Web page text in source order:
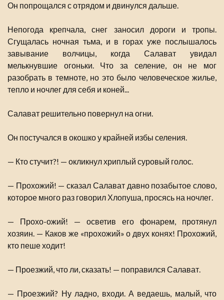
Он попрощался с отрядом и двинулся дальше.
Непогода крепчала, снег заносил дороги и тропы.
Сгущалась ночная тьма, и в горах уже послышалось
завывание волчицы, когда Салават увидал
мелькнувшие огоньки. Что за селение, он не мог
разобрать в темноте, но это было человеческое жилье,
тепло и ночлег для себя и коней...
Салават решительно повернул на огни.
Он постучался в окошко у крайней избы селения.
— Кто стучит?! — окликнул хриплый суровый голос.
— Прохожий! — сказал Салават давно позабытое слово,
которое много раз говорил Хлопуша, просясь на ночлег.
— Прохо-ожий! — осветив его фонарем, протянул
хозяин. — Каков же «прохожий» о двух конях! Прохожий,
кто пеше ходит!
— Проезжий, что ли, сказать! — поправился Салават.
— Проезжий? Ну ладно, входи. А ведаешь, малый, что